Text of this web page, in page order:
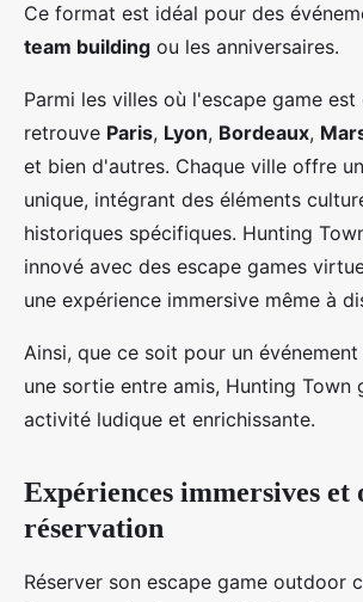
Ce format est idéal pour des
team building ou les anniversaires.
Parmi les villes où l'escape game
retrouve Paris, Lyon, Bordeaux,
et bien d'autres. Chaque ville offre
unique, intégrant des éléments
historiques spécifiques. Hunting
innové avec des escape games
une expérience immersive même à
Ainsi, que ce soit pour un
une sortie entre amis, Hunting Town
activité ludique et enrichissante.
Expériences immersives et
réservation
Réserver son escape game outdoor